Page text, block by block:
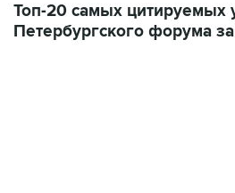
Топ-20 самых цитируемых
Петербургского форума